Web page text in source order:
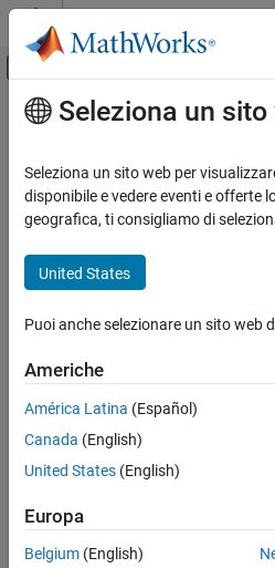
Vai al contenuto
Attiva/disattiva
Pagina iniziale della documentazione
Robotics and Autonomous Systems
Contenuto principale
Seleziona un sito
Seleziona un sito web per
disponibile e vedere eventi e offerte
geografica, ti consigliamo di
United States
Puoi anche selezionare un sito web
Americhe
América Latina (Español)
Canada (English)
United States (English)
Europa
Belgium (English)